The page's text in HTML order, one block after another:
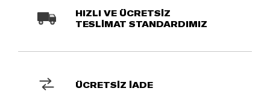
HIZLI VE ÜCRETSİZ
TESLİMAT STANDARDIMIZ
ÜCRETSİZ İADE